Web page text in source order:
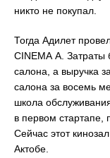
никто не покупал.
Тогда Адилет
CINEMА А. Затраты
салона, а выручка
салона за восемь
школа
в первом стартапе,
Сейчас этот
Актобе.